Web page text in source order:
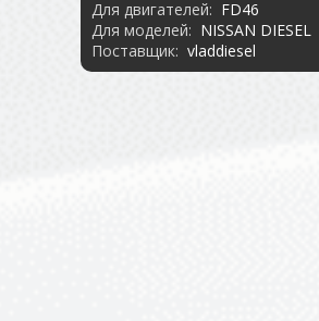
Для двигателей: FD46
Для моделей: NISSAN DIESEL
Поставщик: vladdiesel